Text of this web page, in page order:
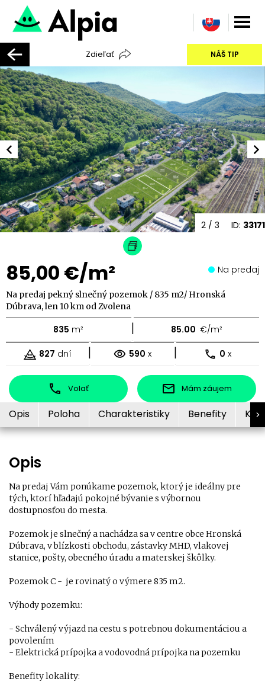
Zdieľať NÁŠ TIP
ID: 33171
2 / 3
85,00 €/m² Na predaj
Na predaj pekný slnečný pozemok / 835 m2/ Hronská
Dúbrava, len 10 km od Zvolena
835 m² | 85.00 €/m²
827 dní | 590 x | 0 x
Volať Mám záujem
Opis Poloha Charakteristiky Benefity
Opis
Na predaj Vám ponúkame pozemok, ktorý je ideálny pre
tých, ktorí hľadajú pokojné bývanie s výbornou
dostupnosťou do mesta.
Pozemok je slnečný a nachádza sa v centre obce Hronská
Dúbrava, v blízkosti obchodu, zástavky MHD, vlakovej
stanice, pošty, obecného úradu a materskej škôlky.
Pozemok C - je rovinatý o výmere 835 m2.
Výhody pozemku:
- Schválený výjazd na cestu s potrebnou dokumentáciou a
povolením
- Elektrická prípojka a vodovodná prípojka na pozemku
Benefity lokality: